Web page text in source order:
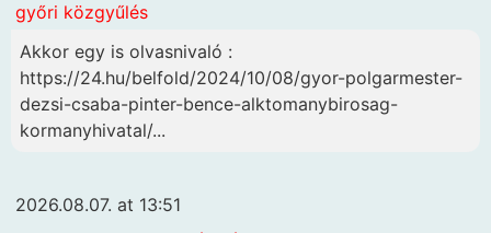
győri közgyűlés
Akkor egy is olvasnivaló :
https://24.hu/belfold/2024/10/08/gyor-polgarmester-
dezsi-csaba-pinter-bence-alktomanybirosag-
kormanyhivatal/...
2026.08.07. at 13:51